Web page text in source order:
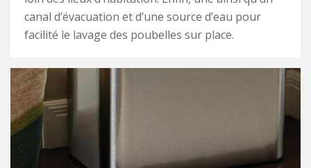
canal d’évacuation et d’une source d’eau pour
facilité le lavage des poubelles sur place.